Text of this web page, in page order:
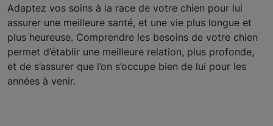
Adaptez vos soins à la race de votre chien pour lui
assurer une meilleure santé, et une vie plus longue et
plus heureuse. Comprendre les besoins de votre chien
permet d’établir une meilleure relation, plus profonde,
et de s’assurer que l’on s’occupe bien de lui pour les
années à venir.